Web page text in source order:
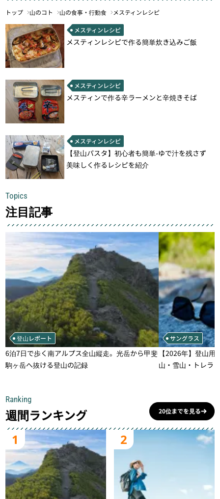
トップ 山のコト 山の食事・行動食 メスティンレシピ
メスティンレシピ
メスティンレシピで作る簡単炊き込みご飯
メスティンレシピ
メスティンで作る辛ラーメンと辛焼きそば
メスティンレシピ
【登山パスタ】初心者も簡単-ゆで汁を残さず
美味しく作るレシピを紹介
Topics
注目記事
登山レポート
6泊7日で歩く南アルプス全山縦走。光岳から甲斐
駒ヶ岳へ抜ける登山の記録
サングラス
【2026年】登山
山・雪山・トレラ
Ranking
週間ランキング 20位までを見る
1 2